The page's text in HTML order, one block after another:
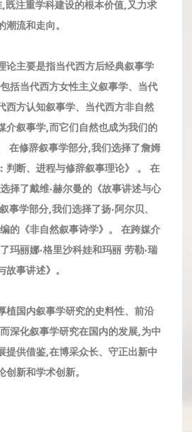
既注重学科建设的根本价值,又力求
流和走向。
论主要是指当代西方后经典叙事学
括当代西方女性主义叙事学、当代
西方认知叙事学、当代西方非自然
介叙事学,而它们自然也成为我们的
在修辞叙事学部分,我们选择了詹姆
判断、进程与修辞叙事理论》 。 在
择了戴维·赫尔曼的《故事讲述与心
事学部分,我们选择了扬·阿尔贝、
的《非自然叙事诗学》。 在跨媒介
玛丽娜·格里沙科娃和玛丽 劳勒·瑞
事讲述》。
植国内叙事学研究的史料性、前沿
深化叙事学研究在国内的发展,为中
提供借鉴,在博采众长、守正出新中
新和学术创新。